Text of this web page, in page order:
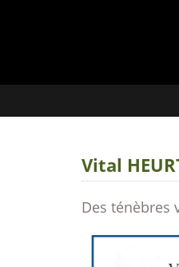
Vital
Des ténèbres